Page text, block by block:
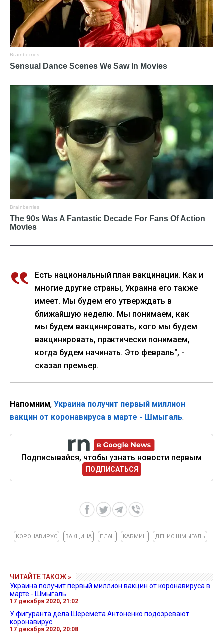
Есть национальный план вакцинации. Как и
многие другие страны, Украина его также
имеет. Мы будем его утверждать в
ближайшую неделю. Мы понимаем, как
мы будем вакцинировать, кого мы будем
вакцинировать, практически понимаем,
когда будем начинать. Это февраль", -
сказал премьер.
Напомним, Украина получит первый миллион
вакцин от коронавируса в марте - Шмыгаль.
Подписывайся, чтобы узнать новости первым
ПОДПИСАТЬСЯ
КОРОНАВИРУС ВАКЦИНА ПЛАН КАБМИН ДЕНИС ШМЫГАЛЬ
ЧИТАЙТЕ ТАКОЖ »
Украина получит первый миллион вакцин от коронавируса в
марте - Шмыгаль
17 декабря 2020, 21:02
У фигуранта дела Шеремета Антоненко подозревают
коронавирус
17 декабря 2020, 20:08